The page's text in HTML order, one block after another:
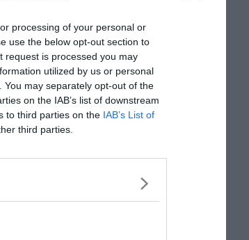
processing of your personal or
use the below opt-out section to
request is processed you may
utilized by us or personal
may separately opt-out of the
on the IAB’s list of downstream
to third parties on the IAB’s List of
third parties.